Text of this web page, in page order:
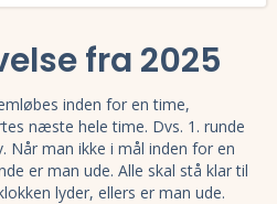
fra 2025
inden for en time,
næste hele time. Dvs. 1. runde
Når man ikke i mål inden for en
er man ude. Alle skal stå klar til
lyder, ellers er man ude.